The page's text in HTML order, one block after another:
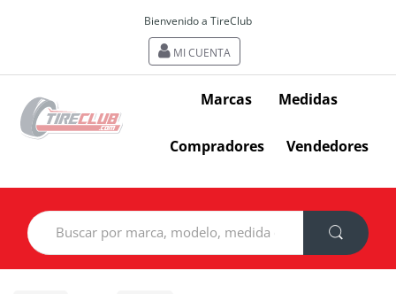
Bienvenido a TireClub
MI CUENTA
Marcas Medidas
Compradores Vendedores
Search
for: